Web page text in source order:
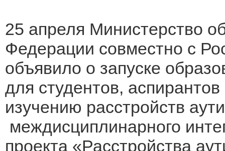
25 апреля Министерство
Федерации совместно с
объявило о запуске
для студентов,
изучению расстройств
междисциплинарного
проекта «Расстройства